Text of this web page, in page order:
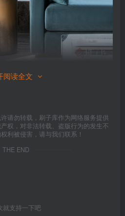
阅读全文
请勿转载，刷子库作为网络服务提供
权，对非法转载、盗版行为的发生不
利被侵害，请与我们联系！
THE END
就支持一下吧